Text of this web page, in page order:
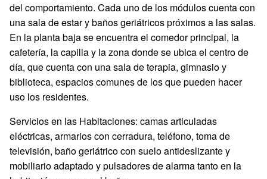
del comportamiento. Cada uno de los módulos cuenta con
una sala de estar y baños geriátricos próximos a las salas.
En la planta baja se encuentra el comedor principal, la
cafetería, la capilla y la zona donde se ubica el centro de
día, que cuenta con una sala de terapia, gimnasio y
biblioteca, espacios comunes de los que pueden hacer
uso los residentes.
Servicios en las Habitaciones: camas articuladas
eléctricas, armarios con cerradura, teléfono, toma de
televisión, baño geriátrico con suelo antideslizante y
mobiliario adaptado y pulsadores de alarma tanto en la